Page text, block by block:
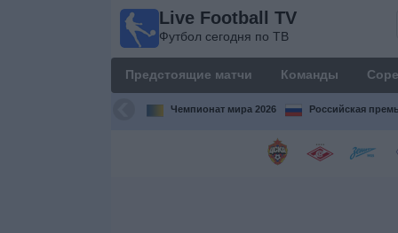
Live Football TV
Футбол сегодня по ТВ
Предстоящие матчи Команды
Чемпионат мира 2026 Российская